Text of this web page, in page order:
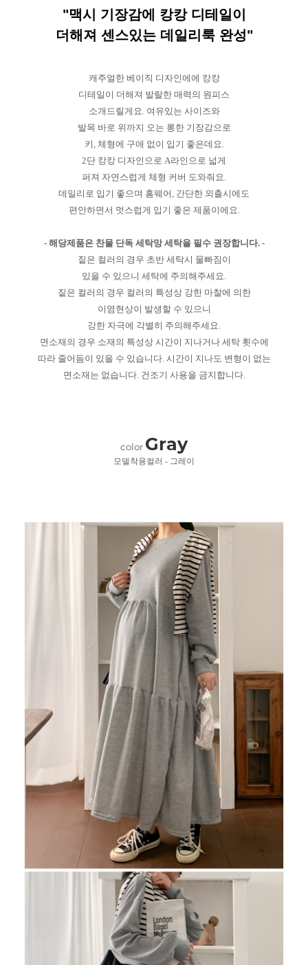
"맥시 기장감에 캉캉 디테일이
더해져 센스있는 데일리룩 완성"
캐주얼한 베이직 디자인에에 캉캉
디테일이 더해져 발랄한 매력의 원피스
소개드릴게요. 여유있는 사이즈와
발목 바로 위까지 오는 롱한 기장감으로
키, 체형에 구애 없이 입기 좋은데요.
2단 캉캉 디자인으로 A라인으로 넓게
퍼져 자연스럽게 체형 커버 도와줘요.
데일리로 입기 좋으며 홈웨어, 간단한 외출시에도
편안하면서 멋스럽게 입기 좋은 제품이에요.
- 해당제품은 찬물 단독 세탁망 세탁을 필수 권장합니다. -
짙은 컬러의 경우 초반 세탁시 물빠짐이
있을 수 있으니 세탁에 주의해주세요.
짙은 컬러의 경우 컬러의 특성상 강한 마찰에 의한
이염현상이 발생할 수 있으니
강한 자극에 각별히 주의해주세요.
면소재의 경우 소재의 특성상 시간이 지나거나 세탁 횟수에
따라 줄어듬이 있을 수 있습니다. 시간이 지나도 변형이 없는
면소재는 없습니다. 건조기 사용을 금지합니다.
color Gray
모델착용컬러 - 그레이